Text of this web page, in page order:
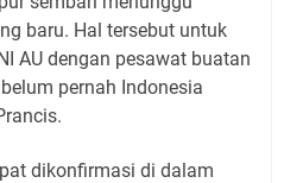
baru. Hal tersebut untuk
AU dengan pesawat buatan
pernah Indonesia
dikonfirmasi di dalam